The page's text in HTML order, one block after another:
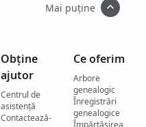
Mai puține
Obține
ajutor
Centrul de
asistenţă
Contactează-
Ce oferim
Arbore
genealogic
Înregistrări
genealogice
Împărtășirea